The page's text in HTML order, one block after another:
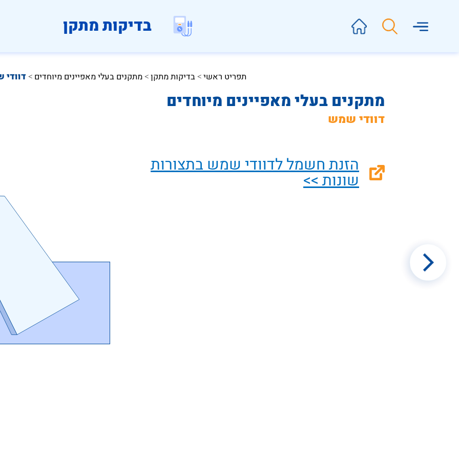
בדיקות מתקן
תפריט ראשי > בדיקות מתקן > מתקנים בעלי מאפיינים מיוחדים >
מתקנים בעלי מאפיינים מיוחדים
דוודי שמש
הזנת חשמל לדוודי שמש בתצורות
שונות >>